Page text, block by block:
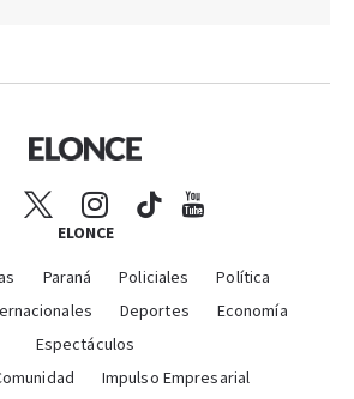
ELONCE
Paraná Policiales
Política
Deportes
Economía
Espectáculos
Impulso Empresarial